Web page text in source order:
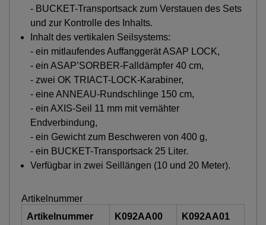
- BUCKET-Transportsack zum Verstauen des Sets
und zur Kontrolle des Inhalts.
Inhalt des vertikalen Seilsystems:
- ein mitlaufendes Auffanggerät ASAP LOCK,
- ein ASAP’SORBER-Falldämpfer 40 cm,
- zwei OK TRIACT-LOCK-Karabiner,
- eine ANNEAU-Rundschlinge 150 cm,
- ein AXIS-Seil 11 mm mit vernähter
Endverbindung,
- ein Gewicht zum Beschweren von 400 g,
- ein BUCKET-Transportsack 25 Liter.
Verfügbar in zwei Seillängen (10 und 20 Meter).
Artikelnummer
Artikelnummer
K092AA00 K092AA01